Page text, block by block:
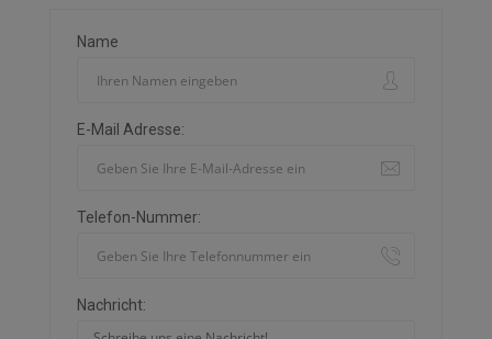
Name
E-Mail Adresse:
Telefon-Nummer:
Nachricht: